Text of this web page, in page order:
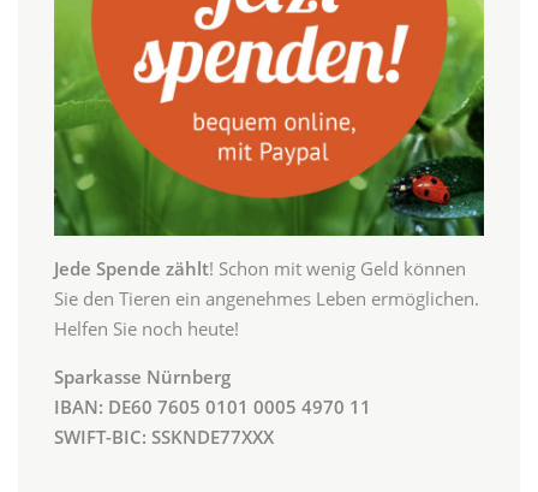
Jede Spende zählt! Schon mit wenig Geld können
Sie den Tieren ein angenehmes Leben ermöglichen.
Helfen Sie noch heute!
Sparkasse Nürnberg
IBAN: DE60 7605 0101 0005 4970 11
SWIFT-BIC: SSKNDE77XXX